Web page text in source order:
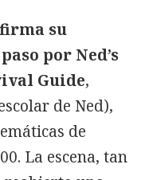
su
por Ned’s
Guide,
de Ned),
de
La escena, tan